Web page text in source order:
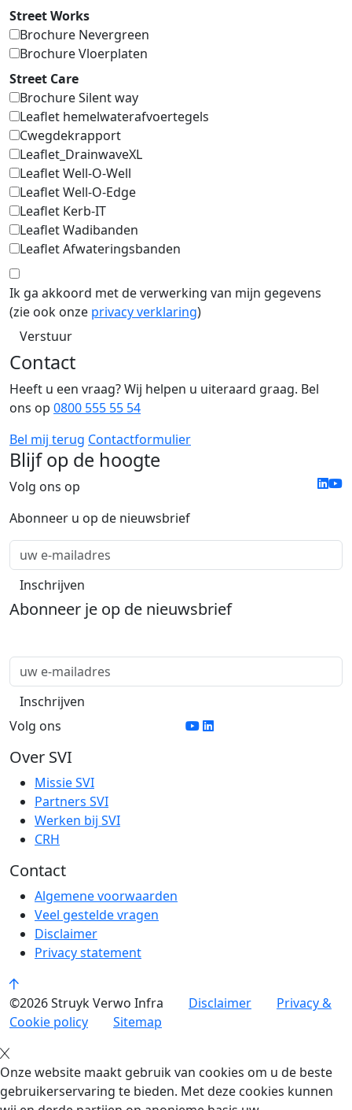
Street Works
Brochure Nevergreen
Brochure Vloerplaten
Street Care
Brochure Silent way
Leaflet hemelwaterafvoertegels
Cwegdekrapport
Leaflet_DrainwaveXL
Leaflet Well-O-Well
Leaflet Well-O-Edge
Leaflet Kerb-IT
Leaflet Wadibanden
Leaflet Afwateringsbanden
Ik ga akkoord met de verwerking van mijn gegevens
(zie ook onze privacy verklaring)
Verstuur
Contact
Heeft u een vraag? Wij helpen u uiteraard graag. Bel
ons op 0800 555 55 54
Bel mij terug Contactformulier
Blijf op de hoogte
Volg ons op
Abonneer u op de nieuwsbrief
Abonneer je op de nieuwsbrief
Volg ons
Over SVI
Missie SVI
Partners SVI
Werken bij SVI
CRH
Contact
Algemene voorwaarden
Veel gestelde vragen
Disclaimer
Privacy statement
©2026 Struyk Verwo Infra Disclaimer
Privacy &
Cookie policy
Sitemap
Onze website maakt gebruik van cookies om u de beste
gebruikerservaring te bieden. Met deze cookies kunnen